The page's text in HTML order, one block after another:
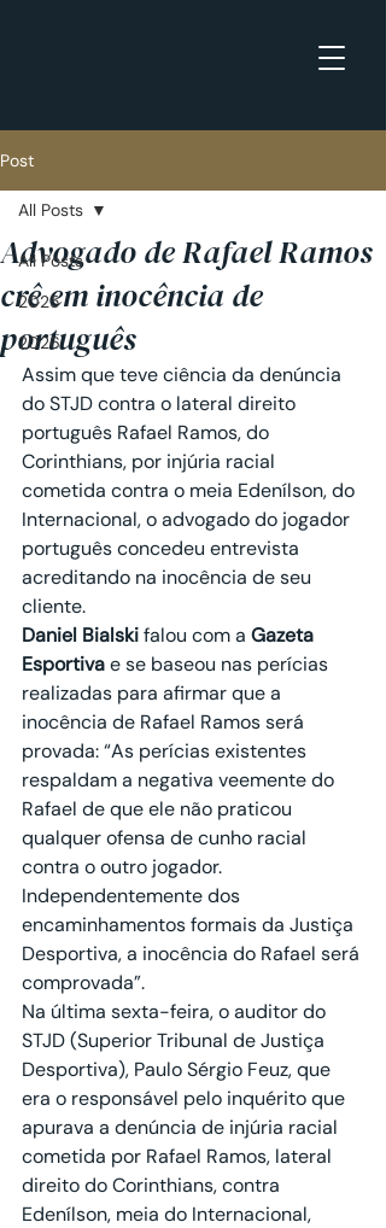
Post
All Posts
2025
2026
All Posts
Advogado de Rafael Ramos
crê em inocência de
português
Assim que teve ciência da denúncia
do STJD contra o lateral direito
português Rafael Ramos, do
Corinthians, por injúria racial
cometida contra o meia Edenílson, do
Internacional, o advogado do jogador
português concedeu entrevista
acreditando na inocência de seu
cliente.
Daniel Bialski falou com a Gazeta
Esportiva e se baseou nas perícias
realizadas para afirmar que a
inocência de Rafael Ramos será
provada: “As perícias existentes
respaldam a negativa veemente do
Rafael de que ele não praticou
qualquer ofensa de cunho racial
contra o outro jogador.
Independentemente dos
encaminhamentos formais da Justiça
Desportiva, a inocência do Rafael será
comprovada”.
Na última sexta-feira, o auditor do
STJD (Superior Tribunal de Justiça
Desportiva), Paulo Sérgio Feuz, que
era o responsável pelo inquérito que
apurava a denúncia de injúria racial
cometida por Rafael Ramos, lateral
direito do Corinthians, contra
Edenílson, meia do Internacional,